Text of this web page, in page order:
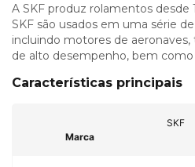
A SKF produz rolamentos desde
SKF são usados em uma série
incluindo motores de aeronaves,
de alto desempenho, bem como
Características principais
Marca
SKF